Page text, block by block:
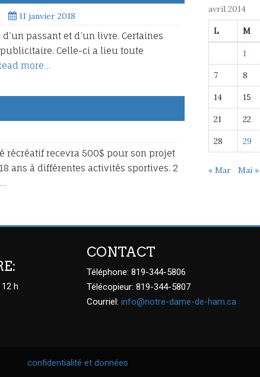
11 janvier 2018
passant et d’un livre. Certaines
Celle-ci a lieu toute
more…
récréatif recevra 500$ pour son projet
ans à différentes activités sportives. 2
avril 2014
L M
1
7 8
14 15
21 22
28 29
« Mar Mai »
h
CONTACT
Téléphone: 819-344-5806
Télécopieur: 819-344-5807
Courriel: info@notre-dame-de-ham.ca
confidentialité et données